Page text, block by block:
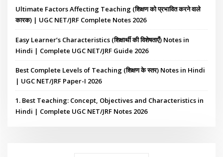
Ultimate Factors Affecting Teaching (शिक्षण को प्रभावित करने वाले
कारक) | UGC NET/JRF Complete Notes 2026
Easy Learner’s Characteristics (शिक्षार्थी की विशेषताएँ) Notes in
Hindi | Complete UGC NET/JRF Guide 2026
Best Complete Levels of Teaching (शिक्षण के स्तर) Notes in Hindi
| UGC NET/JRF Paper-I 2026
1. Best Teaching: Concept, Objectives and Characteristics in
Hindi | Complete UGC NET/JRF Notes 2026